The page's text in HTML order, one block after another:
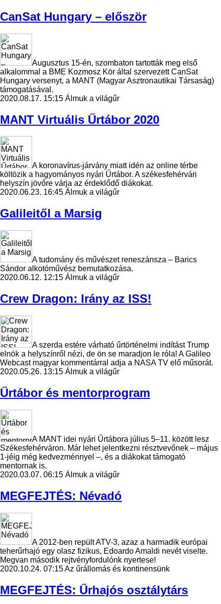
CanSat Hungary – először
Augusztus 15-én, szombaton tartották meg első
alkalommal a BME Kozmosz Kör által szervezett CanSat
Hungary versenyt, a MANT (Magyar Asztronautikai Társaság)
támogatásával.
2020.08.17. 15:15 Álmuk a világűr
MANT Virtuális Űrtábor 2020
A koronavírus-járvány miatt idén az online térbe
költözik a hagyományos nyári Űrtábor. A székesfehérvári
helyszín jövőre várja az érdeklődő diákokat.
2020.06.23. 16:45 Álmuk a világűr
Galileitől a Marsig
A tudomány és művészet reneszánsza – Barics
Sándor alkotóművész bemutatkozása.
2020.06.12. 12:15 Álmuk a világűr
Crew Dragon: Irány az ISS!
A szerda estére várható űrtörténelmi indítást Trump
elnök a helyszínről nézi, de ön se maradjon le róla! A Galileo
Webcast magyar kommentárral adja a NASA TV elő műsorát.
2020.05.26. 13:15 Álmuk a világűr
Űrtábor és mentorprogram
A MANT idei nyári Űrtábora július 5–11. között lesz
Székesfehérváron. Már lehet jelentkezni résztvevőnek – május
1-jéig még kedvezménnyel –, és a diákokat támogató
mentornak is.
2020.03.07. 06:15 Álmuk a világűr
MEGFEJTÉS: Névadó
A 2012-ben repült ATV-3, azaz a harmadik európai
teherűrhajó egy olasz fizikus, Edoardo Amaldi nevét viselte.
Megvan második rejtvényfordulónk nyertese!
2020.10.24. 07:15Az űrállomás és kontinensünk
MEGFEJTÉS: Űrhajós osztálytárs